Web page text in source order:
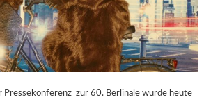
Pressekonferenz zur 60. Berlinale wurde heute